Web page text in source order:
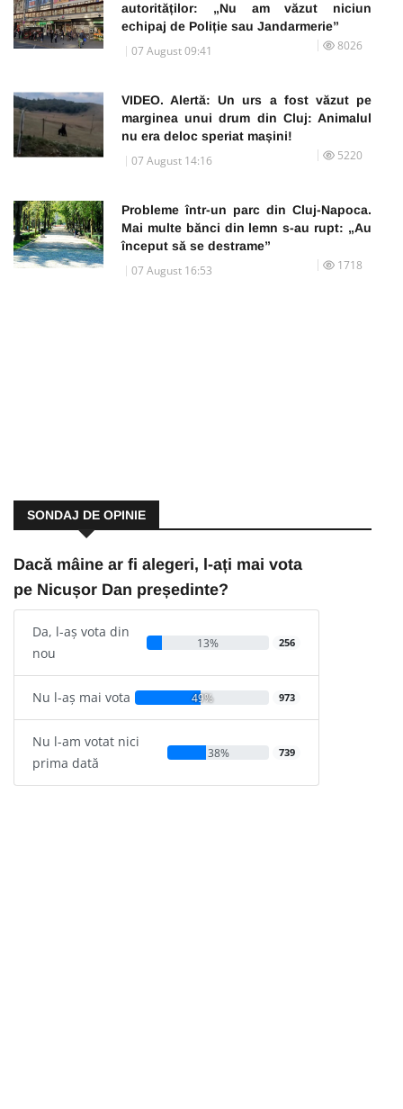
autorităților: „Nu am văzut niciun
echipaj de Poliție sau Jandarmerie”
07 August 09:41 8026
VIDEO. Alertă: Un urs a fost văzut pe
marginea unui drum din Cluj: Animalul
nu era deloc speriat mașini!
07 August 14:16 5220
Probleme într-un parc din Cluj-Napoca.
Mai multe bănci din lemn s-au rupt: „Au
început să se destrame”
07 August 16:53 1718
SONDAJ DE OPINIE
Dacă mâine ar fi alegeri, l-ați mai vota
pe Nicușor Dan președinte?
Da, l-aș vota din
nou
13% 256
Nu l-aș mai vota 49% 973
Nu l-am votat nici
prima dată
38% 739